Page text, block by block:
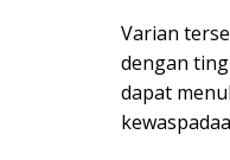
Varian
dengan
dapat